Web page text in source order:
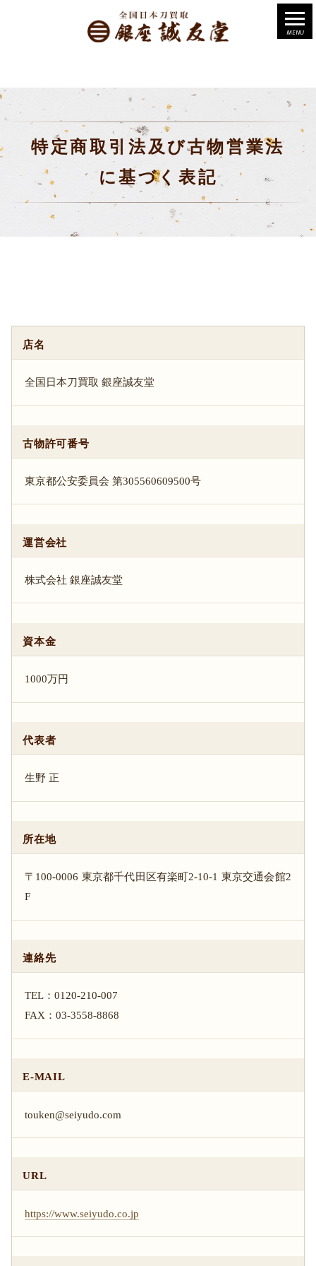
特定商取引法及び古物営業法
に基づく表記
店名
全国日本刀買取 銀座誠友堂
古物許可番号
東京都公安委員会 第305560609500号
運営会社
株式会社 銀座誠友堂
資本金
1000万円
代表者
生野 正
所在地
〒100-0006 東京都千代田区有楽町2-10-1 東京交通会館2
F
連絡先
TEL：0120-210-007
FAX：03-3558-8868
E-MAIL
touken@seiyudo.com
URL
https://www.seiyudo.co.jp